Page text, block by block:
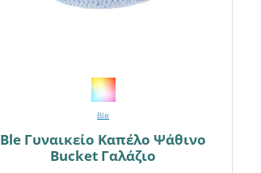
Ble
Ble Γυναικείο Καπέλο Ψάθινο
Bucket Γαλάζιο